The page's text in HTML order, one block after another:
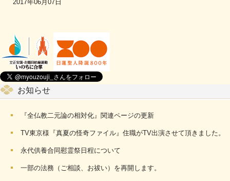
2017年06月07日
お知らせ
『全仏教二元論の相対化』関連ページの更新
TV東京様『真夏の怪奇ファイル』住職がTV出演させて頂きました。
永代供養合同慰霊祭日程について
一部の法務（ご相談、お祓い）を再開します。